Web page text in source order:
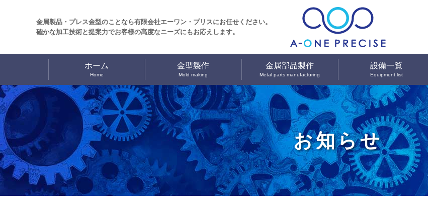
金属製品・プレス金型のことなら有限会社エーワン・プリスにお任せください。
確かな加工技術と提案力でお客様の高度なニーズにもお応えします。
ホーム
Home
金型製作
Mold making
金属部品製作
Metal parts manufacturing
設備一覧
Equipment list
お知らせ